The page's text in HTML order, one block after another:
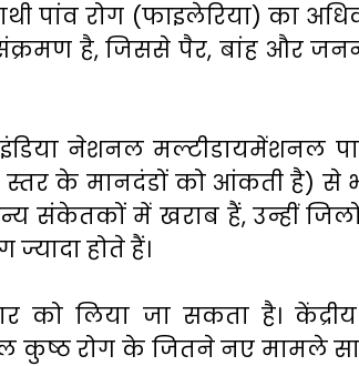
पांव रोग (फाइलेरिया) का
है, जिससे पैर, बांह और
नेशनल मल्टीडायमेंशनल
स्तर के मानदंडों को आंकती है) से
संकेतकों में खराब हैं, उन्हीं
ज्यादा होते हैं।
को लिया जा सकता है।
कुष्ठ रोग के जितने नए मामले